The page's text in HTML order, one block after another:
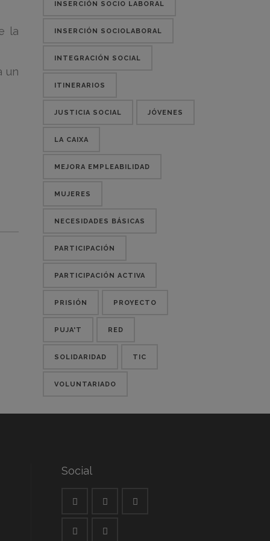
la
un
INSERCIÓN SOCIO LABORAL
INSERCIÓN SOCIOLABORAL
INTEGRACIÓN SOCIAL
ITINERARIOS
JUSTICIA SOCIAL JÓVENES
LA CAIXA
MEJORA EMPLEABILIDAD
MUJERES
NECESIDADES BÁSICAS
PARTICIPACIÓN
PARTICIPACIÓN ACTIVA
PRISIÓN PROYECTO
PUJA'T RED
SOLIDARIDAD TIC
VOLUNTARIADO
Social